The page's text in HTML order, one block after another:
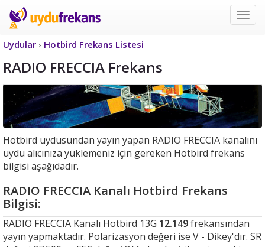
Uydu
Uydular › Hotbird Frekans Listesi
RADIO FRECCIA Frekans
Hotbird uydusundan yayın yapan RADIO FRECCIA kanalını
uydu alıcınıza yüklemeniz için gereken Hotbird frekans
bilgisi aşağıdadır.
RADIO FRECCIA Kanalı Hotbird Frekans
Bilgisi:
RADIO FRECCIA Kanalı Hotbird 13G 12.149frekansından
yayın yapmaktadır. Polarizasyon değeri ise V - Dikey'dır. SR